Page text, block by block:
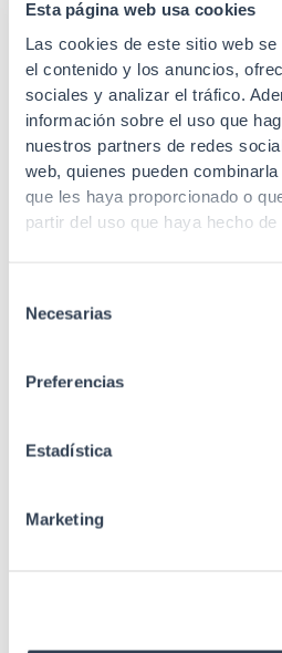
Esta página web usa cookies
Las cookies de este sitio web
el contenido y los anuncios,
sociales y analizar el tráfico.
información sobre el uso que
nuestros partners de redes
web, quienes pueden
que les haya proporcionado o
partir del uso que haya hecho
Necesarias
Preferencias
Estadística
Marketing
Garantía 5
Suministrado
Altura U 6U
Cuerpos 1
Perfiles de